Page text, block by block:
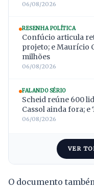
06/08/2026
RESENHA POLÍTICA
Confúcio articula
projeto; e Maurício
milhões
06/08/2026
FALANDO SÉRIO
Scheid reúne 600
Cassol ainda fora; e
06/08/2026
VER
O documento